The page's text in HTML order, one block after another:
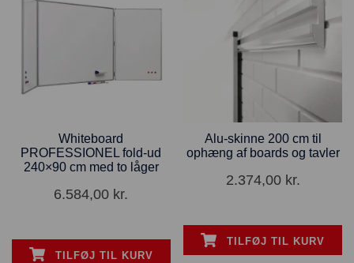
Whiteboard
PROFESSIONEL fold-ud
240×90 cm med to låger
6.584,00 kr.
TILFØJ TIL KURV
Alu-skinne 200 cm til
ophæng af boards og tavler
2.374,00 kr.
TILFØJ TIL KURV